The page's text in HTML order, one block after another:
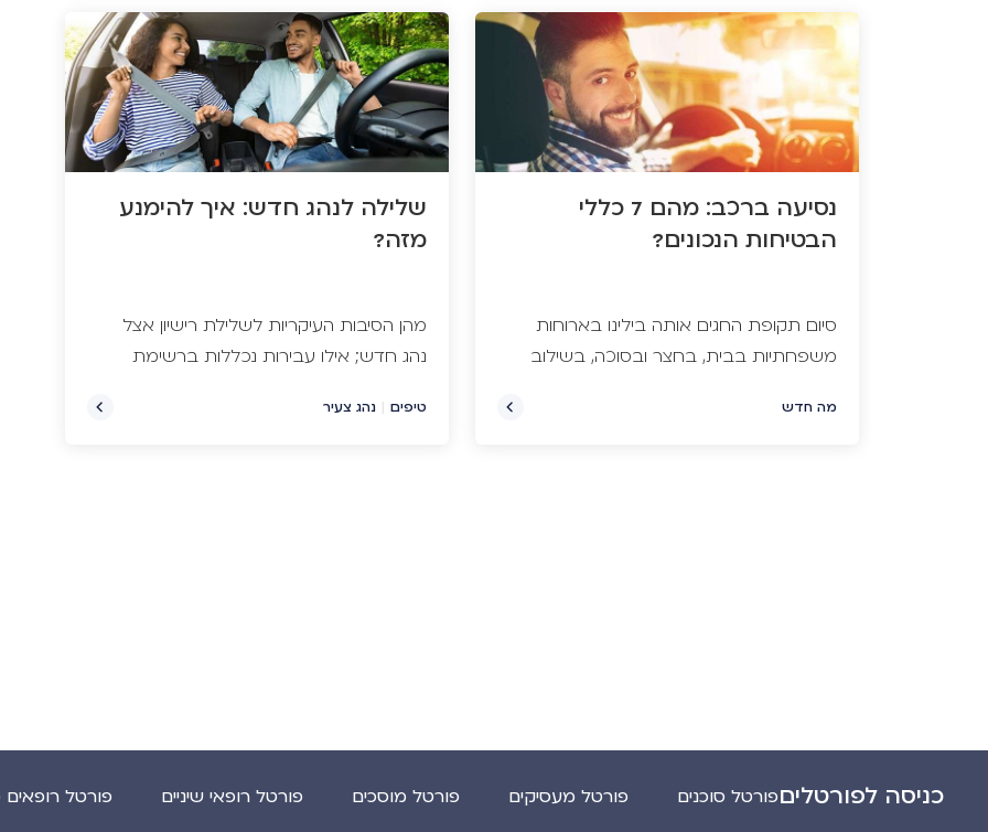
בעצם אנחנו משלמים ומה אנחנו מצפים
בתמורה, אולי תשקיעו עוד טיפה מזמנכם
למען סקר שוק קצת פחות שטחי. כן,
אנחנו רוצים בין השאר לשלם כמה
שפחות, אבל הקטע הוא גם לקבל
בתמורה כמה שיותר.
נסיעה ברכב: מהם 7 כללי
הבטיחות הנכונים?
סיום תקופת החגים אותה בילינו בארוחות
משפחתיות בבית, בחצר ובסוכה, בשילוב
הלוהט, הופכים את התקופה הקרובה
מה חדש
שלילה לנהג חדש: איך להימנע
מזה?
מהן הסיבות העיקריות לשלילת רישיון אצל
נהג חדש; אילו עבירות נכללות ברשימת
מה כוללים אמצעי התיקון וכיצד תקנו שקט
טיפים | נהג צעיר
כניסה לפורטליםפורטל סוכנים פורטל מעסיקים פורטל מוסכים פורטל רופאי שיניים פורטל